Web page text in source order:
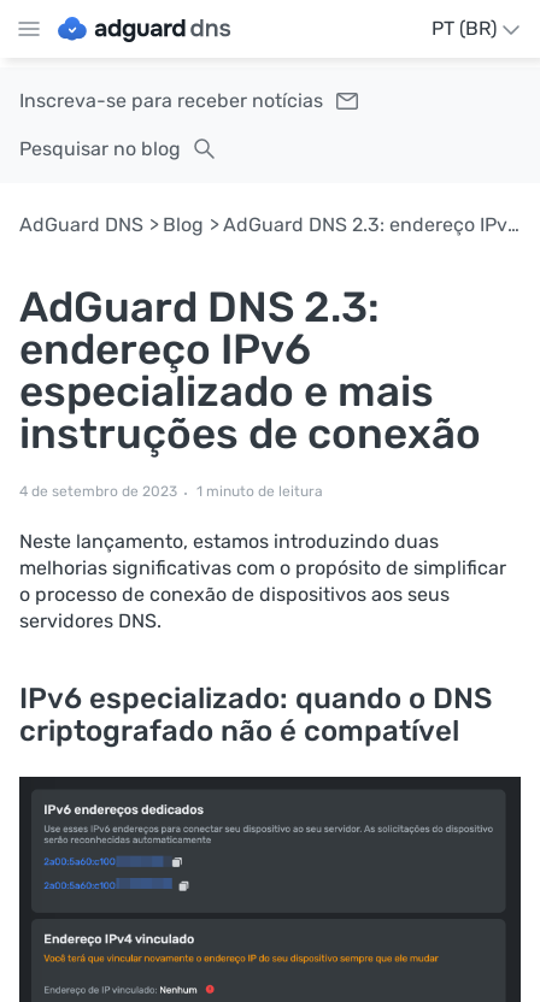
PT (BR)
Inscreva-se para receber notícias
Pesquisar no blog
AdGuard DNS Blog AdGuard DNS 2.3: endereço IPv6 especializado e mais instruções de conexão
AdGuard DNS 2.3:
endereço IPv6
especializado e mais
instruções de conexão
4 de setembro de 2023 1 minuto de leitura
Neste lançamento, estamos introduzindo duas
melhorias significativas com o propósito de simplificar
o processo de conexão de dispositivos aos seus
servidores DNS.
IPv6 especializado: quando o DNS
criptografado não é compatível